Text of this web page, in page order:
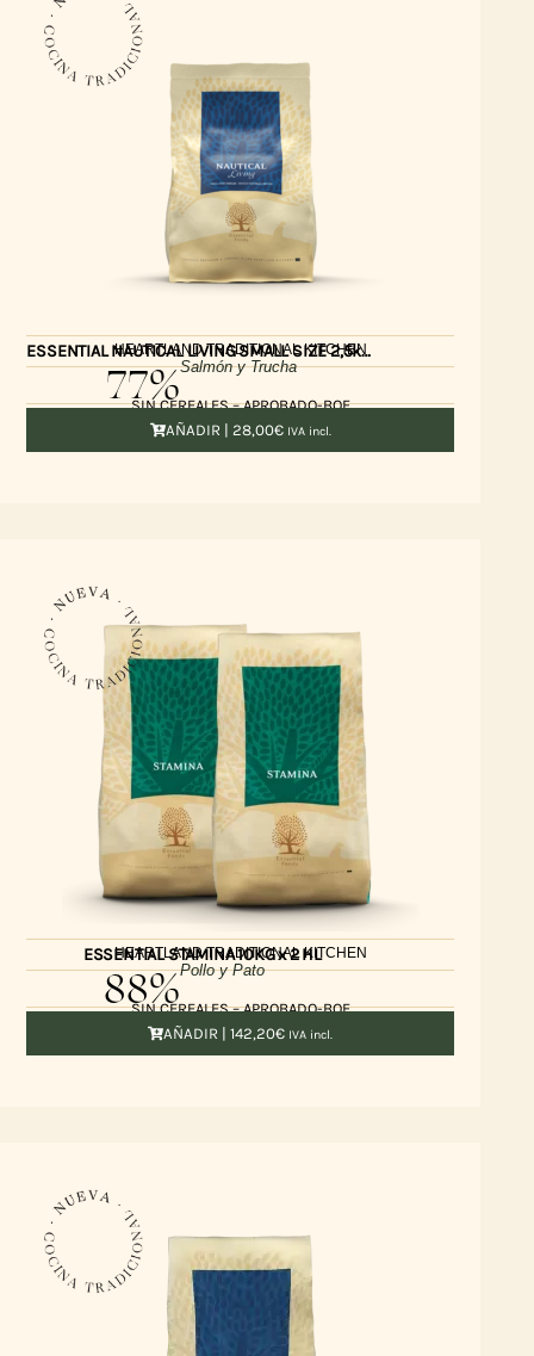
HEARTLAND TRADITIONAL KITCHENESSENTIAL NAUTICAL LIVING SMALL SIZE 2,5kg HL
77%Salmón y Trucha
SIN CEREALES – APROBADO-BOF
AÑADIR | 28,00€ IVA incl.
HEARTLAND TRADITIONAL KITCHEN
ESSENTIAL STAMINA 10KG x 2 HL
88%Pollo y Pato
SIN CEREALES – APROBADO-BOF
AÑADIR |142,20€ IVA incl.